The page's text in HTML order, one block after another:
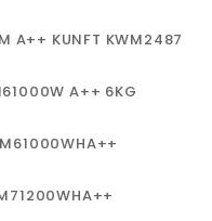
A++ KUNFT KWM2487
A++ 6KG